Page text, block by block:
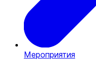
Мероприятия